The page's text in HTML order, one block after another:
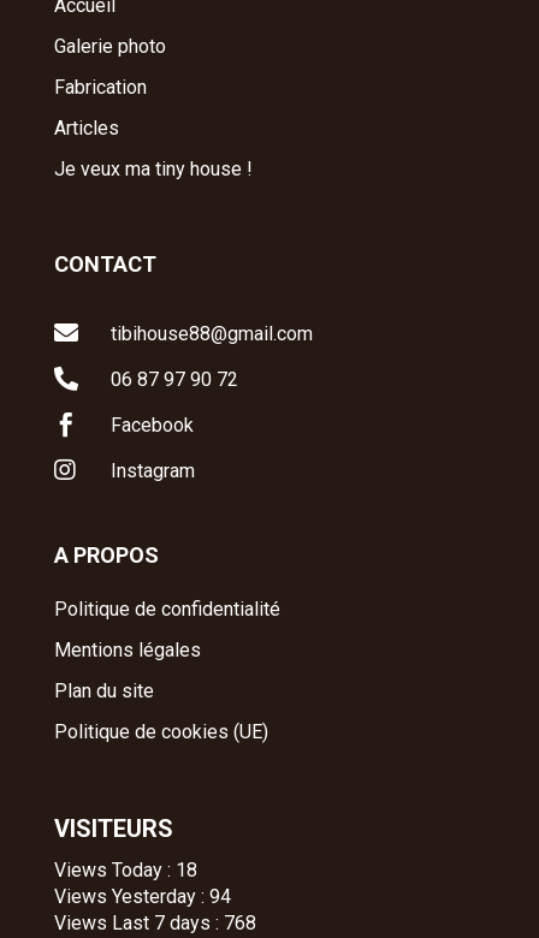
Accueil
Galerie photo
Fabrication
Articles
Je veux ma tiny house !
CONTACT
 tibihouse88@gmail.com
 06 87 97 90 72
 Facebook
 Instagram
A PROPOS
Politique de confidentialité
Mentions légales
Plan du site
Politique de cookies (UE)
VISITEURS
Views Today : 18
Views Yesterday : 94
Views Last 7 days : 768